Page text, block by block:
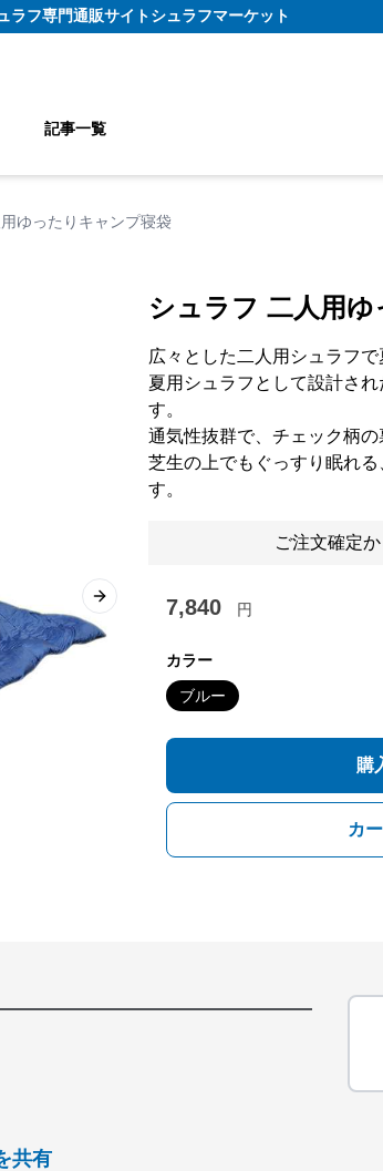
ラフ専門通販サイトシュラフマーケット
記事一覧
ゆったりキャンプ寝袋
Next slide
シュラフ 二人用
広々とした二人用シュラフ
夏用シュラフとして設計さ
す。
通気性抜群で、チェック柄の
芝生の上でもぐっすり眠れ
す。
ご注文確定
7,840 円
カラー
ブルー
購
カ
共有